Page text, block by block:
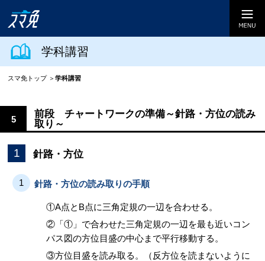
学科講習
スマ免トップ 学科講習
5
前段 チャートワークの準備～針路・方位の読み
取り～
1 針路・方位
1 針路・方位の読み取りの手順
①A点とB点に三角定規の一辺を合わせる。
②「①」で合わせた三角定規の一辺を最も近いコン
パス図の方位目盛の中心まで平行移動する。
③方位目盛を読み取る。（反方位を読まないように